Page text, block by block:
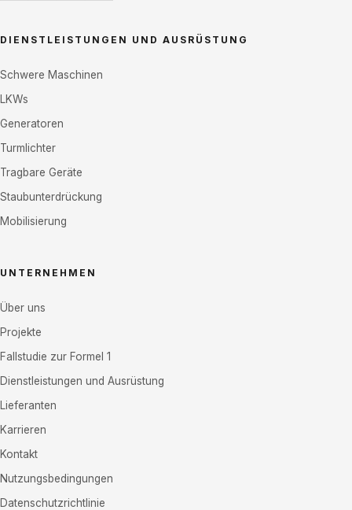
DIENSTLEISTUNGEN UND AUSRÜSTUNG
Schwere Maschinen
LKWs
Generatoren
Turmlichter
Tragbare Geräte
Staubunterdrückung
Mobilisierung
UNTERNEHMEN
Über uns
Projekte
Fallstudie zur Formel 1
Dienstleistungen und Ausrüstung
Lieferanten
Karrieren
Kontakt
Nutzungsbedingungen
Datenschutzrichtlinie